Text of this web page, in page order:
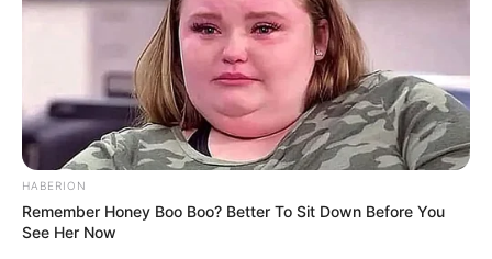
Dari kumpulan status Kpopers di atas, mana yang mewakili
perasaan kamu ke bias?
KPOPERS STATUS SUKA DUKA
HABERION
Remember Honey Boo Boo? Better To Sit Down Before You
See Her Now